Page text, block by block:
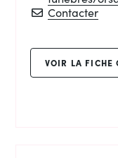
Contacter
VOIR LA FICHE